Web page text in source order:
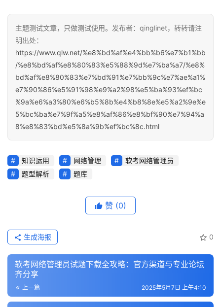
主题测试文章，只做测试使用。发布者：qinglinet，转转请注
明出处：
https://www.qlw.net/%e8%bd%af%e4%bb%b6%e7%b1%bb
/%e8%bd%af%e8%80%83%e5%88%9d%e7%ba%a7/%e8%
bd%af%e8%80%83%e7%bd%91%e7%bb%9c%e7%ae%a1%
e7%90%86%e5%91%98%e9%a2%98%e5%ba%93%ef%bc
%9a%e6%a3%80%e6%b5%8b%e4%b8%8e%e5%a2%9e%e
5%bc%ba%e7%9f%a5%e8%af%86%e8%bf%90%e7%94%a
8%e8%83%bd%e5%8a%9b%ef%bc%8c.html
知识运用 网络管理
软考网络管理员
题型解析
题库
赞 (0)
0
生成海报
软考网络管理员试题下载全攻略：官方渠道与专业论坛
齐分享
上一篇 2025年5月7日 上午4:10